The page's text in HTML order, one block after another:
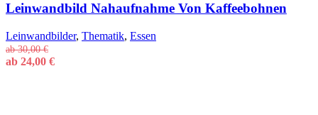
Leinwandbild Nahaufnahme Von Kaffeebohnen
Leinwandbilder, Thematik, Essen
ab30,00€
ab 24,00 €